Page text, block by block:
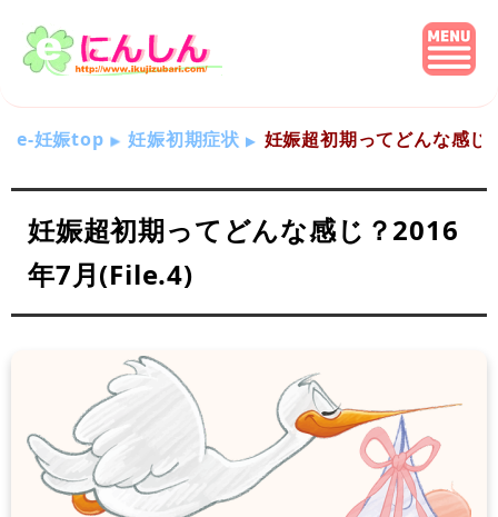
e-妊娠top 妊娠初期症状 妊娠超初期ってどんな感
妊娠超初期ってどんな感じ？2016
年7月(File.4)